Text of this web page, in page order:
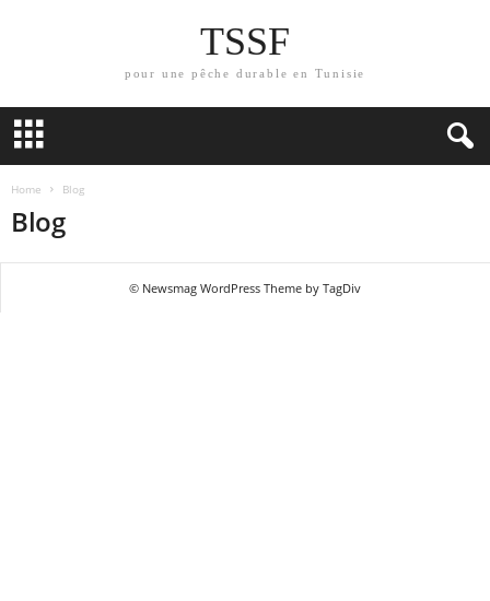
TSSF
pour une pêche durable en Tunisie
Home Blog
Blog
© Newsmag WordPress Theme by TagDiv